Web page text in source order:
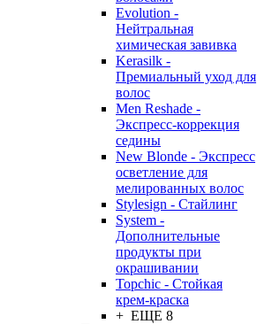
Evolution -
Нейтральная
химическая завивка
Kerasilk -
Премиальный уход для
волос
Men Reshade -
Экспресс-коррекция
седины
New Blonde - Экспресс
осветление для
мелированных волос
Stylesign - Стайлинг
System -
Дополнительные
продукты при
окрашивании
Topchic - Стойкая
крем-краска
+ ЕЩЕ 8